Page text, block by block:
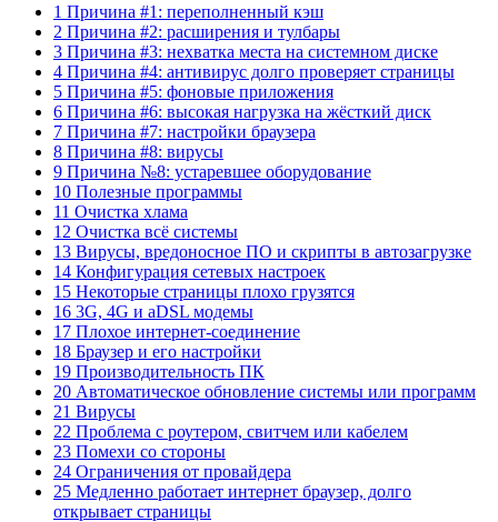
1 Причина #1: переполненный кэш
2 Причина #2: расширения и тулбары
3 Причина #3: нехватка места на системном диске
4 Причина #4: антивирус долго проверяет страницы
5 Причина #5: фоновые приложения
6 Причина #6: высокая нагрузка на жёсткий диск
7 Причина #7: настройки браузера
8 Причина #8: вирусы
9 Причина №8: устаревшее оборудование
10 Полезные программы
11 Очистка хлама
12 Очистка всё системы
13 Вирусы, вредоносное ПО и скрипты в автозагрузке
14 Конфигурация сетевых настроек
15 Некоторые страницы плохо грузятся
16 3G, 4G и aDSL модемы
17 Плохое интернет-соединение
18 Браузер и его настройки
19 Производительность ПК
20 Автоматическое обновление системы или программ
21 Вирусы
22 Проблема с роутером, свитчем или кабелем
23 Помехи со стороны
24 Ограничения от провайдера
25 Медленно работает интернет браузер, долго
открывает страницы